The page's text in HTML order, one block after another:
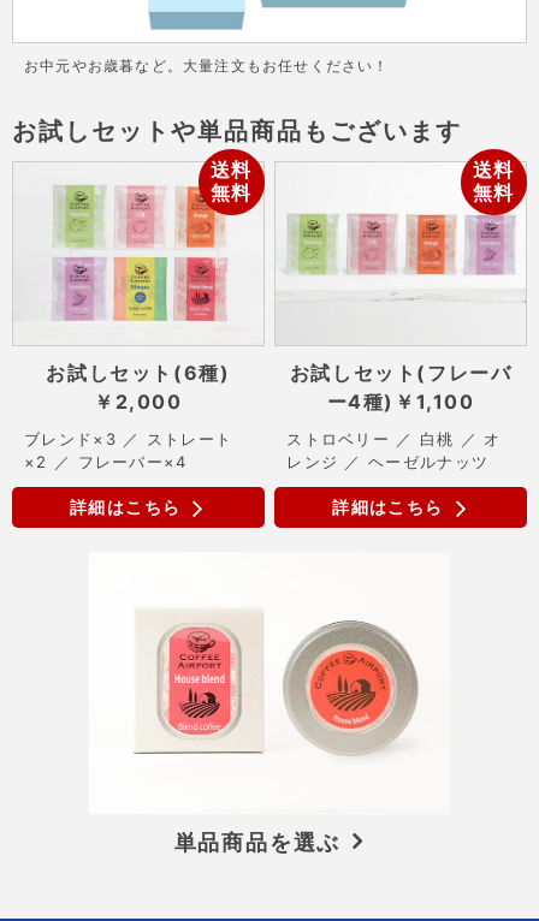
お中元やお歳暮など。大量注文もお任せください！
お試しセットや単品商品もございます
送料
無料
お試しセット(6種)
￥2,000
ブレンド×3 ／ ストレート
×2 ／ フレーバー×4
詳細はこちら
送料
無料
お試しセット(フレーバ
ー4種) ￥1,100
ストロベリー ／ 白桃 ／ オ
レンジ ／ ヘーゼルナッツ
詳細はこちら
単品商品を選ぶ